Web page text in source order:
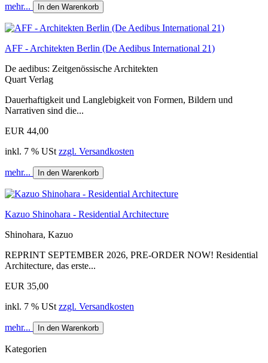
mehr... In den Warenkorb
AFF - Architekten Berlin (De Aedibus International 21)
De aedibus: Zeitgenössische Architekten
Quart Verlag
Dauerhaftigkeit und Langlebigkeit von Formen, Bildern und
Narrativen sind die...
EUR 44,00
inkl. 7 % USt zzgl. Versandkosten
mehr... In den Warenkorb
Kazuo Shinohara - Residential Architecture
Shinohara, Kazuo
REPRINT SEPTEMBER 2026, PRE-ORDER NOW! Residential
Architecture, das erste...
EUR 35,00
inkl. 7 % USt zzgl. Versandkosten
mehr... In den Warenkorb
Kategorien